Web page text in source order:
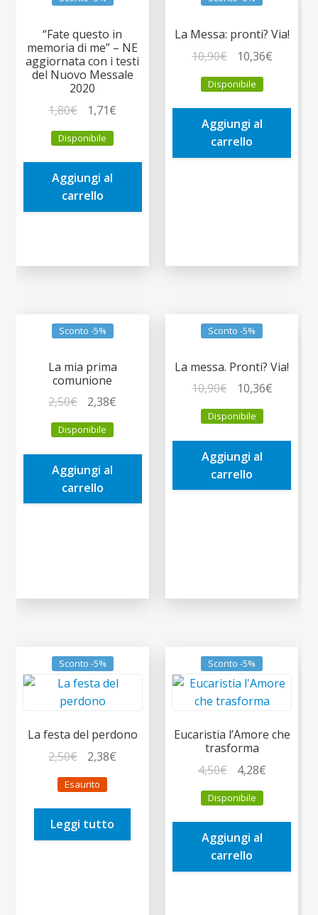
“Fate questo in
memoria di me” – NE
aggiornata con i testi
del Nuovo Messale
2020
1,80€
prezzo
originale
era:
1,80€.
1,71€
è:
Disponibile
Aggiungi al
carrello
La Messa: pronti? Via!
10,90€
prezzo
originale
era:
10,90€.
10,36€Il
è:
Disponibile
Aggiungi al
carrello
Sconto -5%
La mia prima
comunione
2,50€
prezzo
originale
era:
2,50€.
2,38€
è:
Disponibile
Aggiungi al
carrello
Sconto -5%
La messa. Pronti? Via!
10,90€
prezzo
originale
era:
10,90€.
10,36€Il
è:
Disponibile
Aggiungi al
carrello
Sconto -5%
La festa del perdono
2,50€
prezzo
originale
era:
2,50€.
2,38€
è:
Esaurito
Leggi tutto
Sconto -5%
Eucaristia l’Amore che
trasforma
4,50€
prezzo
originale
era:
4,50€.
4,28€Il
è:
Disponibile
Aggiungi al
carrello